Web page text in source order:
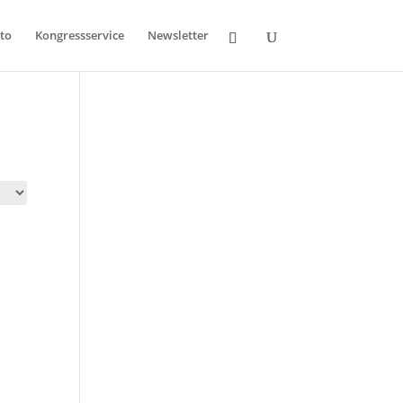
Kongressservice Newsletter